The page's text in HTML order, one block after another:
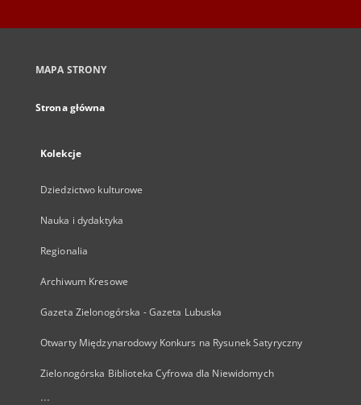
MAPA STRONY
Strona główna
Kolekcje
Dziedzictwo kulturowe
Nauka i dydaktyka
Regionalia
Archiwum Kresowe
Gazeta Zielonogórska - Gazeta Lubuska
Otwarty Międzynarodowy Konkurs na Rysunek Satyryczny
Zielonogórska Biblioteka Cyfrowa dla Niewidomych
...